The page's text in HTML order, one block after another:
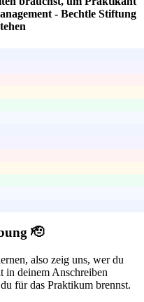
- Bechtle Stiftung
🫡
also zeig uns, wer du
in deinem Anschreiben
für das Praktikum brennst.